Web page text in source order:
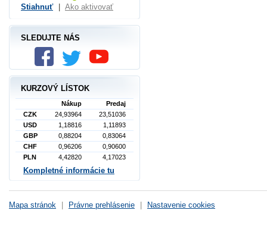
Stiahnuť Ako aktivovať
SLEDUJTE NÁS
KURZOVÝ LÍSTOK
Nákup
Predaj
CZK
24,93964
23,51036
USD
1,18816
1,11893
GBP
0,88204
0,83064
CHF
0,96206
0,90600
PLN
4,42820 4,17023
Kompletné informácie tu
Mapa stránok Právne prehlásenie Nastavenie cookies